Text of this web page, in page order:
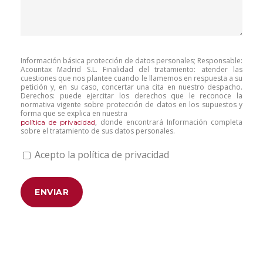
Información básica protección de datos personales; Responsable:
Acountax Madrid S.L. Finalidad del tratamiento: atender las
cuestiones que nos plantee cuando le llamemos en respuesta a su
petición y, en su caso, concertar una cita en nuestro despacho.
Derechos: puede ejercitar los derechos que le reconoce la
normativa vigente sobre protección de datos en los supuestos y
forma que se explica en nuestra
política de privacidad, donde encontrará Información completa
sobre el tratamiento de sus datos personales.
Acepto la política de privacidad